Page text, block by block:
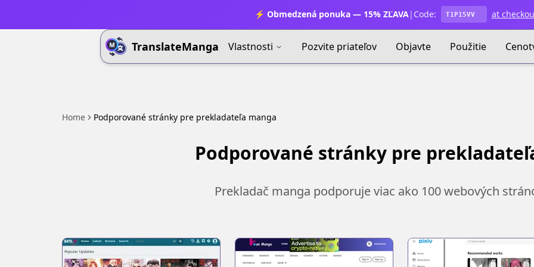
⚡ Obmedzená ponuka — 15% ZĽAVA| Code: T1P15VV at
TranslateManga Vlastnosti Pozvite priateľov Objavte Použitie
Home Podporované stránky pre prekladateľa manga
Podporované stránky pre
Prekladač manga podporuje viac ako 100 webových